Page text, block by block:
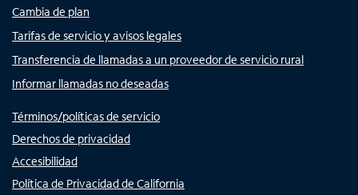
Cambia de plan
Tarifas de servicio y avisos legales
Transferencia de llamadas a un proveedor de servicio rural
Informar llamadas no deseadas
Términos/políticas de servicio
Derechos de privacidad
Accesibilidad
Política de Privacidad de California